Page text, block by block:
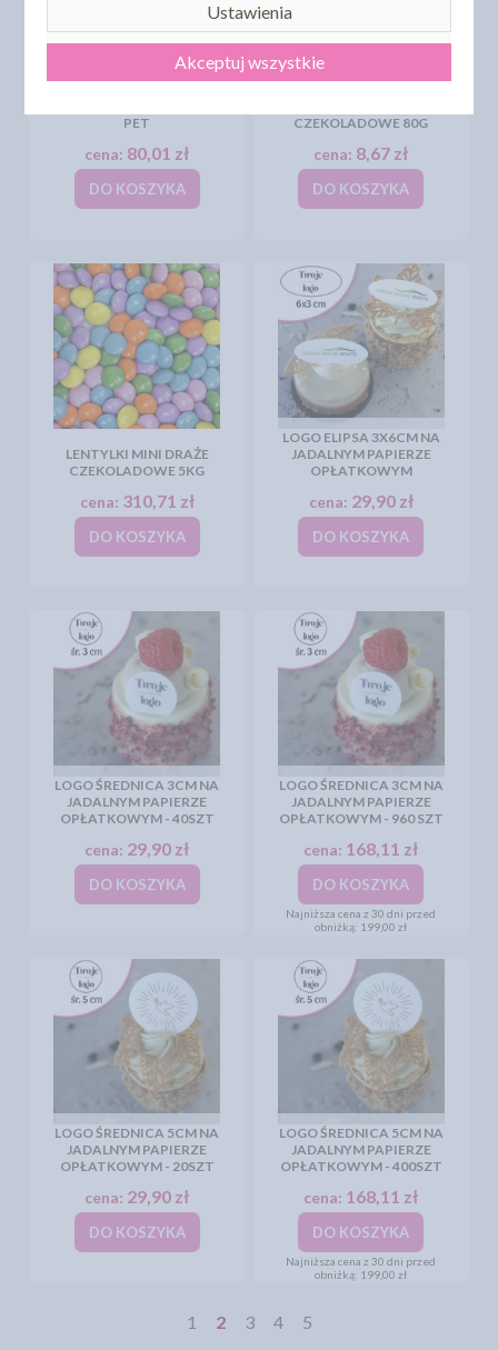
PET
cena: 80,01 zł
DO KOSZYKA
CZEKOLADOWE 80G
cena: 8,67 zł
DO KOSZYKA
LENTYLKI MINI DRAŻE
CZEKOLADOWE 5KG
cena: 310,71 zł
DO KOSZYKA
LOGO ELIPSA 3X6CM NA
JADALNYM PAPIERZE
OPŁATKOWYM
cena: 29,90 zł
DO KOSZYKA
LOGO ŚREDNICA 3CM NA
JADALNYM PAPIERZE
OPŁATKOWYM - 40SZT
cena: 29,90 zł
DO KOSZYKA
LOGO ŚREDNICA 3CM NA
JADALNYM PAPIERZE
OPŁATKOWYM - 960 SZT
cena: 168,11 zł
DO KOSZYKA
Najniższa cena z 30 dni przed
obniżką: 199,00 zł
LOGO ŚREDNICA 5CM NA
JADALNYM PAPIERZE
OPŁATKOWYM - 20SZT
cena: 29,90 zł
DO KOSZYKA
LOGO ŚREDNICA 5CM NA
JADALNYM PAPIERZE
OPŁATKOWYM - 400SZT
cena: 168,11 zł
DO KOSZYKA
Najniższa cena z 30 dni przed
obniżką: 199,00 zł
1 2 3 4 5
Ustawienia
Akceptuj wszystkie